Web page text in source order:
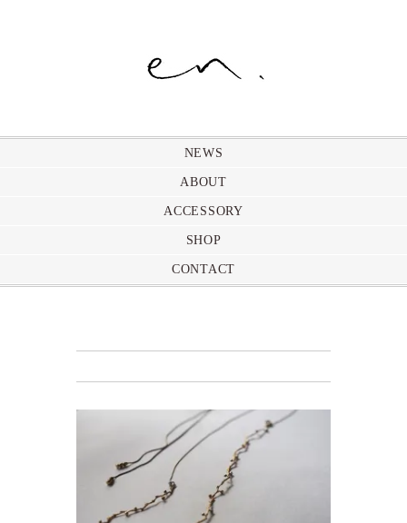
NEWS
ABOUT
ACCESSORY
SHOP
CONTACT